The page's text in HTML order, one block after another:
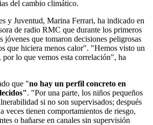
del cambio climático.
y Juventud, Marina Ferrari, ha indicado en
de radio RMC que durante los primeros
jóvenes que tomaron decisiones peligrosas
que hiciera menos calor". "Hemos visto un
por lo que vemos esta correlación", ha
que "no hay un perfil concreto en
. "Por una parte, los niños pequeños
si no son supervisados; después
veces tienen comportamientos de riesgo,
o bañarse en canales sin supervisión